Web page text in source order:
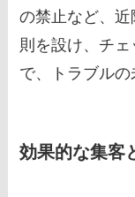
の禁止など、
則を設け、チ
で、トラブルの
効果的な集客